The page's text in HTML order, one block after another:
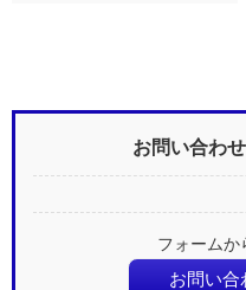
お問い合わ
フォームか
お問い合